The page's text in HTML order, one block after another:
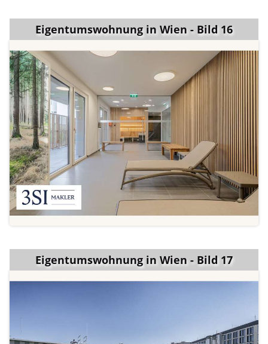
Eigentumswohnung in Wien - Bild 16
Eigentumswohnung in Wien - Bild 17